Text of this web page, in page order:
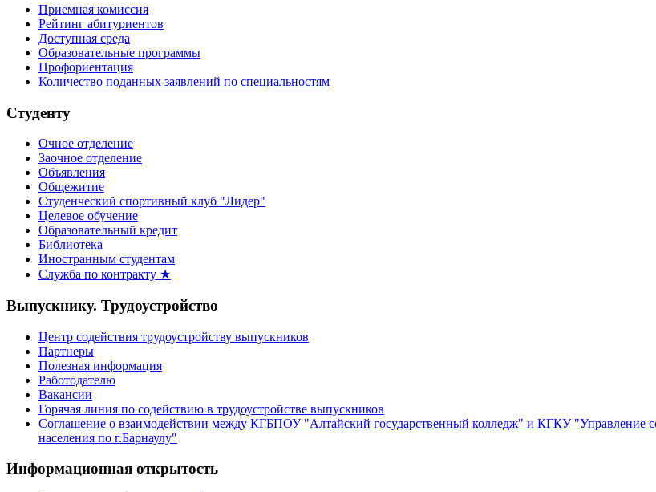
Приемная комиссия
Рейтинг абитуриентов
Доступная среда
Образовательные программы
Профориентация
Количество поданных заявлений по специальностям
Студенту
Очное отделение
Заочное отделение
Объявления
Общежитие
Студенческий спортивный клуб "Лидер"
Целевое обучение
Образовательный кредит
Библиотека
Иностранным студентам
Служба по контракту ★
Выпускнику. Трудоустройство
Центр содействия трудоустройству выпускников
Партнеры
Полезная информация
Работодателю
Вакансии
Горячая линия по содействию в трудоустройстве выпускников
Соглашение о взаимодействии между КГБПОУ "Алтайский государственный колледж" и КГКУ "Управление
населения по г.Барнаулу"
Информационная открытость